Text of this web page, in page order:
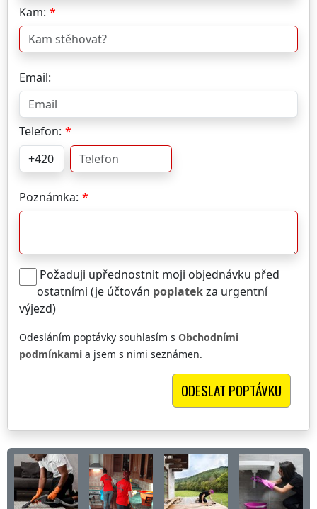
Kam:
Email:
Telefon:
Poznámka:
Požaduji upřednostnit moji objednávku před
ostatními (je účtován poplatekza urgentní
výjezd)
Odesláním poptávky souhlasím s Obchodními
podmínkami a jsem s nimi seznámen.